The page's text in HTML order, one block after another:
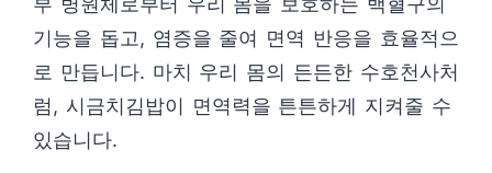
기능을 돕고, 염증을 줄여 면역 반응을 효율적으
로 만듭니다. 마치 우리 몸의 든든한 수호천사처
럼, 시금치김밥이 면역력을 튼튼하게 지켜줄 수
있습니다.